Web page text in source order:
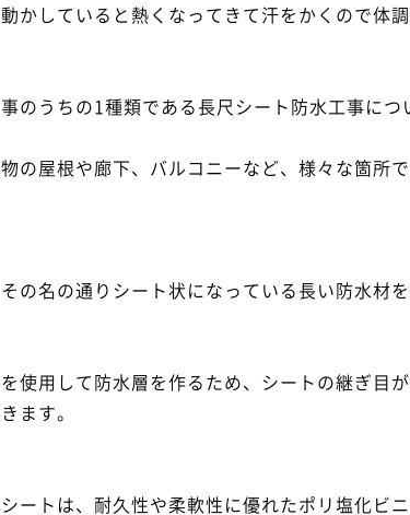
かしていると熱くなってきて汗をかくので体
のうちの1種類である長尺シート防水工事につ
の屋根や廊下、バルコニーなど、様々な箇所
の名の通りシート状になっている長い防水材
使用して防水層を作るため、シートの継ぎ目
ます。
ートは、耐久性や柔軟性に優れたポリ塩化ビ